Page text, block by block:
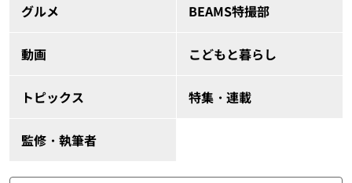
グルメ BEAMS特撮部
動画 こどもと暮らし
トピックス 特集・連載
監修・執筆者